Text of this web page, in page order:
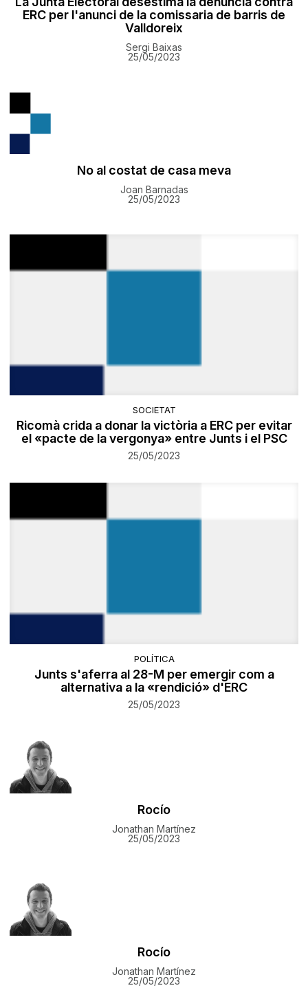
ERC per l'anunci de la comissaria de barris de
Valldoreix
Sergi Baixas
25/05/2023
No al costat de casa meva
Joan Barnadas
25/05/2023
SOCIETAT
Ricomà crida a donar la victòria a ERC per evitar
el «pacte de la vergonya» entre Junts i el PSC
25/05/2023
POLÍTICA
Junts s'aferra al 28-M per emergir com a
alternativa a la «rendició» d'ERC
25/05/2023
Rocío
Jonathan Martínez
25/05/2023
Rocío
Jonathan Martínez
25/05/2023